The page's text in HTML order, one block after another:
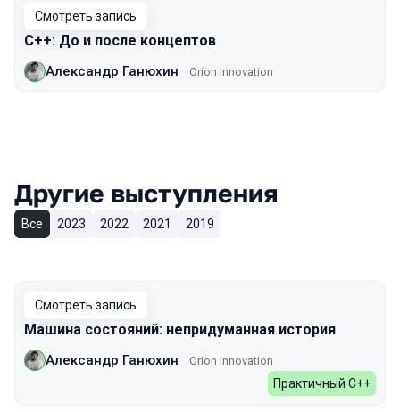
Смотреть запись
С++: До и после концептов
Александр Ганюхин Orion Innovation
Другие выступления
Все 2023 2022 2021 2019
Смотреть запись
Машина состояний: непридуманная история
Александр Ганюхин Orion Innovation
Практичный C++